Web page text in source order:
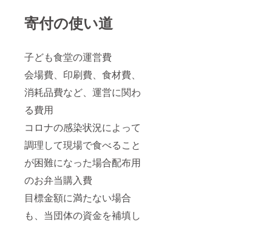
寄付の使い道
子ども食堂の運営費
会場費、印刷費、食材費、
消耗品費など、運営に関わ
る費用
コロナの感染状況によって
調理して現場で食べること
が困難になった場合配布用
のお弁当購入費
目標金額に満たない場合
も、当団体の資金を補填し